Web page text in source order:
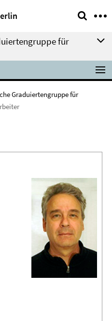
für
Graduiertengruppe für